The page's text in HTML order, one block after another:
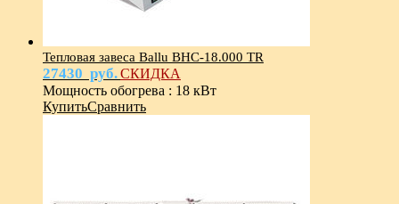
Тепловая завеса Ballu BHC-18.000 TR
27430 руб.СКИДКА
Мощность обогрева : 18 кВт
КупитьСравнить